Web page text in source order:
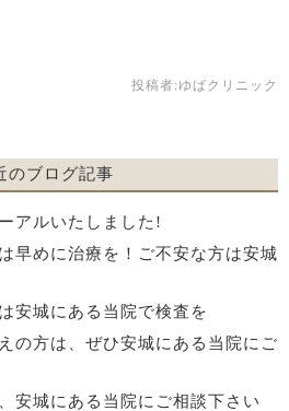
投稿者: ゆばクリニック
のブログ記事
アルいたしました!
早めに治療を！ご不安な方は安城
安城にある当院で検査を
の方は、ぜひ安城にある当院にご
安城にある当院にご相談下さい